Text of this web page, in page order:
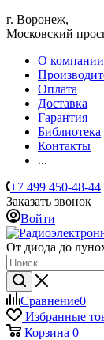
г. Воронеж,
​Московский
О компании
Оплата
Доставка
Гарантия
Библиотека
Контакты
...
+7 499 450-48-44
Заказать звонок
Войти
От диода до
Сравнение0
Избранные
Корзина 0